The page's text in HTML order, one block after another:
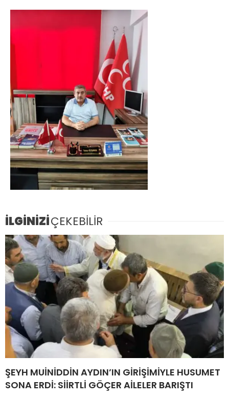
İLGİNİZİÇEKEBİLİR
ŞEYH MUİNİDDİN AYDIN’IN GİRİŞİMİYLE HUSUMET
SONA ERDİ: SİİRTLİ GÖÇER AİLELER BARIŞTI